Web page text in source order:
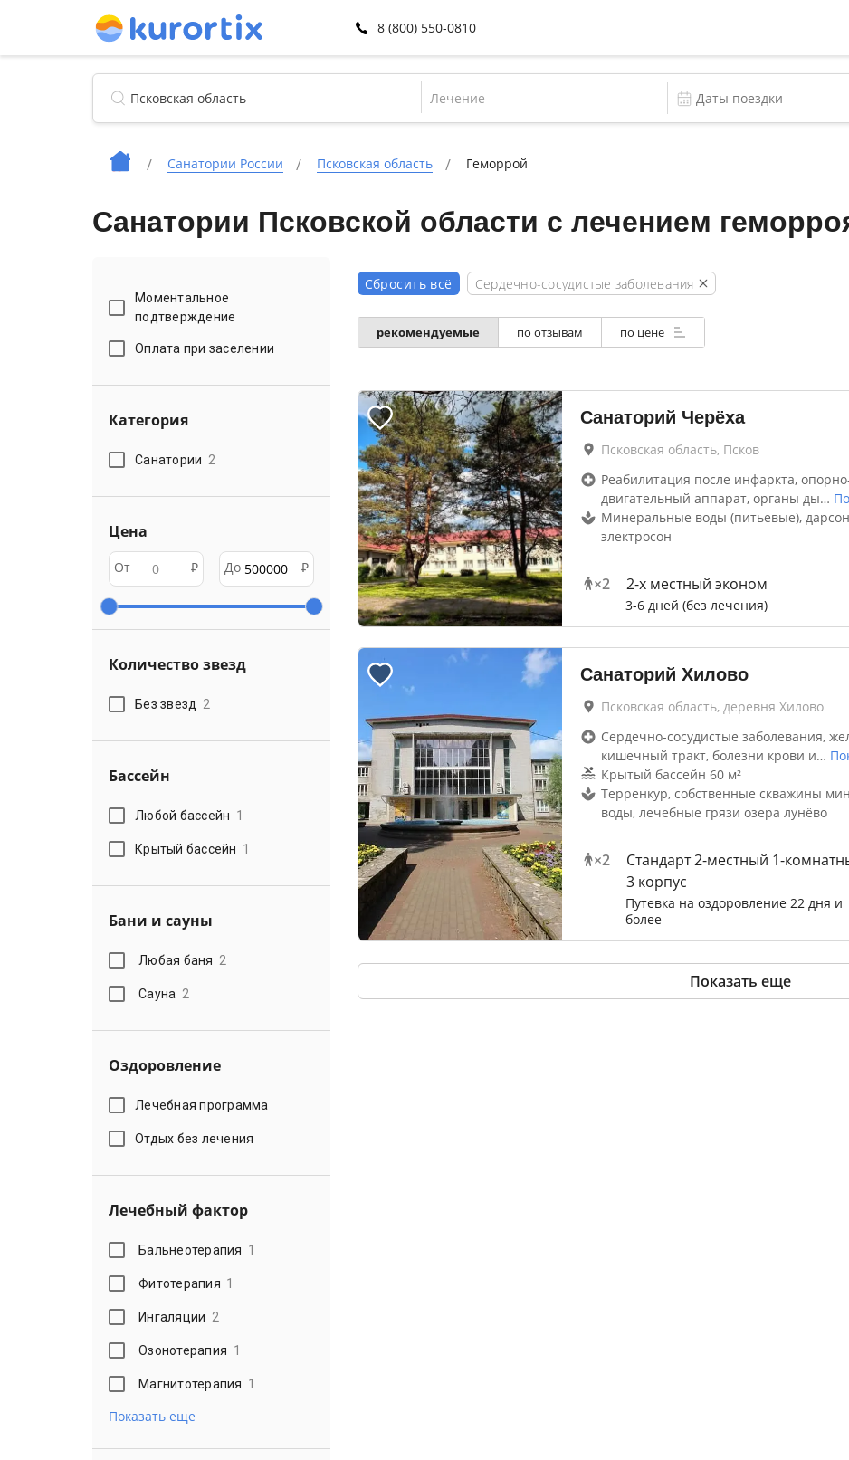
8 (800) 550-0810
Лечение
Санатории России Псковская область Геморрой
Санатории Псковской области с лечением
Моментальное
подтверждение
Оплата при заселении
Категория
Санатории 2
Цена
От ₽ До ₽
Количество звезд
Без звезд 2
Бассейн
Любой бассейн 1
Крытый бассейн 1
Бани и сауны
Любая баня 2
Сауна 2
Оздоровление
Лечебная программа
Отдых без лечения
Лечебный фактор
Бальнеотерапия 1
Фитотерапия 1
Ингаляции 2
Озонотерапия 1
Магнитотерапия 1
Показать еще
Сбросить всё Сердечно-сосудистые заболевания
рекомендуемые по отзывам по цене
Санаторий Черёха
Псковская область, Псков
Реабилитация после инфаркта,
двигательный аппарат, органы ды…
Минеральные воды (питьевые),
электросон
×2 2-x местный эконом
3-6 дней (без лечения)
Санаторий Хилово
Псковская область, деревня Хилово
Сердечно-сосудистые заболевания,
кишечный тракт, болезни крови и…
Крытый бассейн 60 м²
Терренкур, собственные скважины
воды, лечебные грязи озера лунёво
×2
Стандарт 2-местный 1-
3 корпус
Путевка на оздоровление 22 дня и
более
Показать еще